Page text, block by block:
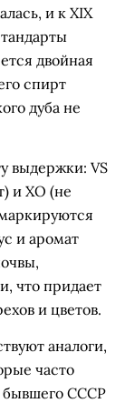
и к XIX
двойная
спирт
дуба не
выдержки: VS
и XO (не
и аромат
что придает
и цветов.
аналоги,
часто
бывшего СССР